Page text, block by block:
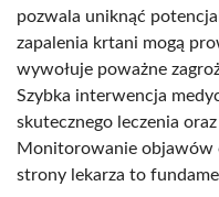
pozwala uniknąć
zapalenia krtani mogą
wywołuje poważne
Szybka interwencja
skutecznego leczenia
Monitorowanie objawów
strony lekarza to